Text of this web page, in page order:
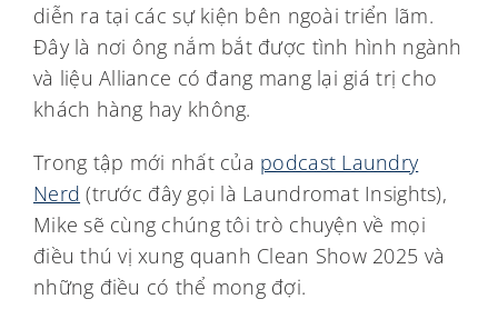
diễn ra tại các sự kiện bên ngoài triển lãm.
Đây là nơi ông nắm bắt được tình hình ngành
và liệu Alliance có đang mang lại giá trị cho
khách hàng hay không.
Trong tập mới nhất của podcast Laundry
Nerd (trước đây gọi là Laundromat Insights),
Mike sẽ cùng chúng tôi trò chuyện về mọi
điều thú vị xung quanh Clean Show 2025 và
những điều có thể mong đợi.